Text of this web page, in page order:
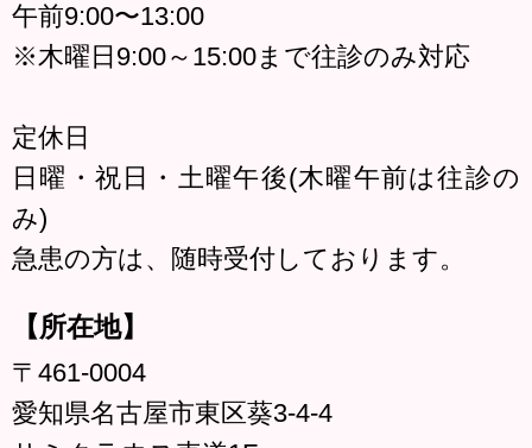
午前9:00〜13:00
※木曜日9:00～15:00まで往診のみ対応
定休日
日曜・祝日・土曜午後(木曜午前は往診の
み)
急患の方は、随時受付しております。
【所在地】
〒461-0004
愛知県名古屋市東区葵3-4-4